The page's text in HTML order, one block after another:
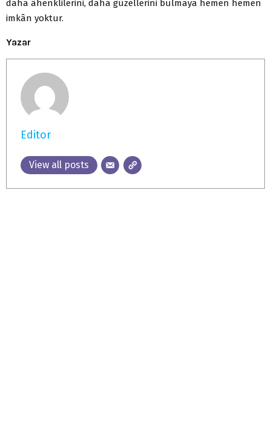
daha âhenklilerini, daha güzellerini bulmaya hemen hemen
imkân yoktur.
Yazar
Editor
View all posts